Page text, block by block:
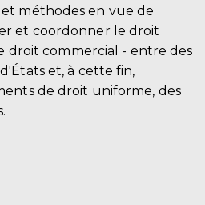
méthodes en vue de
et coordonner le droit
droit commercial - entre des
et, à cette fin,
de droit uniforme, des